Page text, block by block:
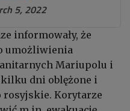
5, 2022
informowały, że
umożliwienia
Mariupolu i
kilku dni oblężone i
Korytarze